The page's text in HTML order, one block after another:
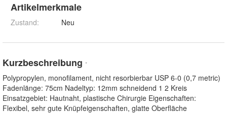
Artikelmerkmale
Zustand: Neu
Kurzbeschreibung *
Polypropylen, monofilament, nicht resorbierbar USP 6-0 (0,7 metric)
Fadenlänge: 75cm Nadeltyp: 12mm schneidend 1 2 Kreis
Einsatzgebiet: Hautnaht, plastische Chirurgie Eigenschaften:
Flexibel, sehr gute Knüpfeigenschaften, glatte Oberfläche